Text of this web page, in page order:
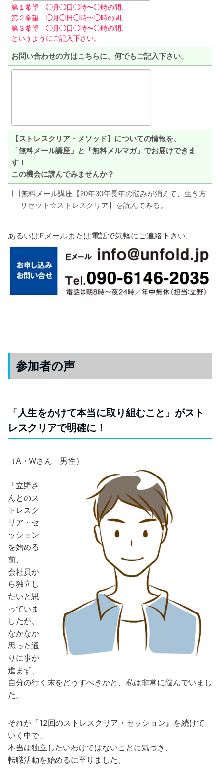
あるいはEメールまたは電話で気軽にご連絡下さい。
参加者の声
「人生をかけて本当に取り組むこと」がスト
レスクリアで明確に！
（A・Wさん 男性）
「立野さ
んとのス
トレスク
リア・セ
ッション
を始める
前、
会社員か
ら独立し
たいと思
っていま
したが、
なかなか
思った通
りに事が
進まず、
自分の行く末をどうすべきかと、私は非常に悩んでいまし
た。
それが『12回のストレスクリア・セッション』を続けて
いく中で、
本当は独立したいわけではないことに気づき、
転職活動を始めるに至りました。